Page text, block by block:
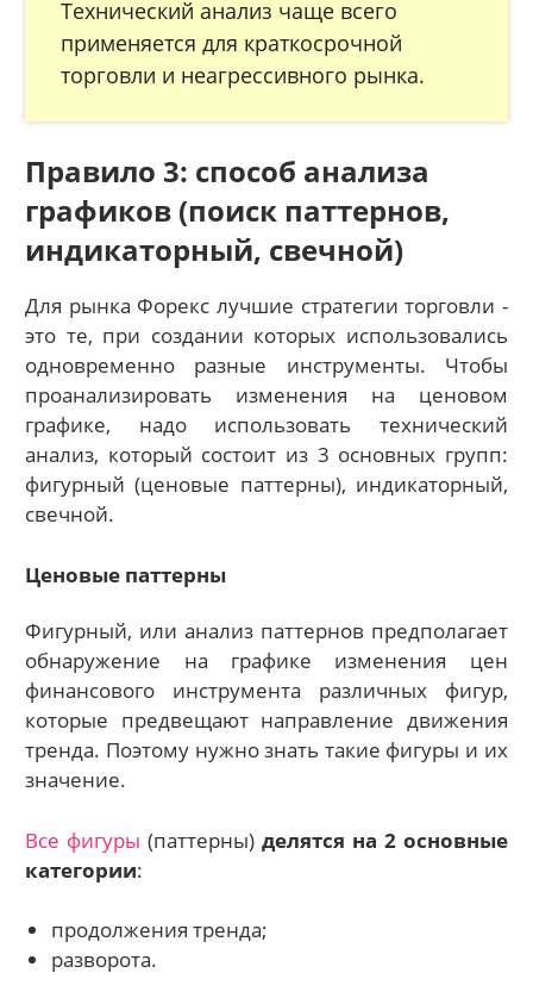
Технический анализ чаще всего
применяется для краткосрочной
торговли и неагрессивного рынка.
Правило 3: способ анализа
графиков (поиск паттернов,
индикаторный, свечной)
Для рынка Форекс лучшие стратегии торговли -
это те, при создании которых использовались
одновременно разные инструменты. Чтобы
проанализировать изменения на ценовом
графике, надо использовать технический
анализ, который состоит из 3 основных групп:
фигурный (ценовые паттерны), индикаторный,
свечной.
Ценовые паттерны
Фигурный, или анализ паттернов предполагает
обнаружение на графике изменения цен
финансового инструмента различных фигур,
которые предвещают направление движения
тренда. Поэтому нужно знать такие фигуры и их
значение.
Все фигуры (паттерны)делятся на 2 основные
категории:
продолжения тренда;
разворота.